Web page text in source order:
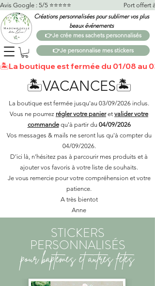
Créations personnalisées pour sublimer vos plus
beaux événements
👉Je crée mes sachets personnalisés
Avis Google : 5/5 ⭐️⭐️⭐️⭐️⭐️
👉Je personnalise mes stickers
🏝️La boutique est fermée du 01/08 au
🏝️VACANCES🏝️
La boutique est fermée jusqu'au 03/09/2026 inclus.
Vous ne pourrez régler votre panieret valider votre
commandequ'à partir du 04/09/2026
Vos messages & mails ne seront lus qu'à compter du
04/09/2026.
D'ici là, n'hésitez pas à parcourir mes produits et à
ajouter vos favoris à votre liste de souhaits.​
Je vous remercie pour votre compréhension et votre
patience.
A très bientot
Anne
STICKERS
PERSONNALISÉS
pour baptêmeset autres fêtes